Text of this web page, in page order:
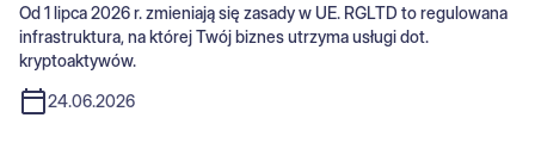
Od 1 lipca 2026 r. zmieniają się zasady w UE. RGLTD to regulowana
infrastruktura, na której Twój biznes utrzyma usługi dot.
kryptoaktywów.
24.06.2026